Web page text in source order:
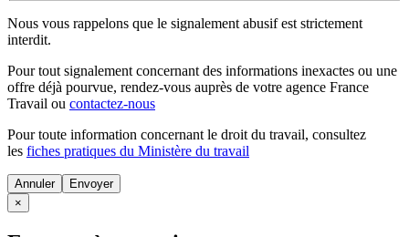
Nous vous rappelons que le signalement abusif est strictement
interdit.
Pour tout signalement concernant des informations inexactes ou une
offre déjà pourvue, rendez-vous auprès de votre agence France
Travail ou contactez-nous
Pour toute information concernant le droit du travail, consultez
les fiches pratiques du Ministère du travail
Annuler
×